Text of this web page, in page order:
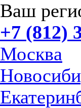
Ваш
+7 (812)
Москва